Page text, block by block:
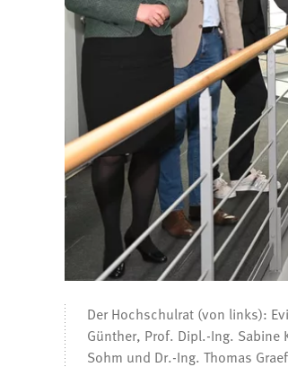
Der Hochschulrat (von links):
Günther, Prof. Dipl.-Ing. Sabine
Sohm und Dr.-Ing. Thomas